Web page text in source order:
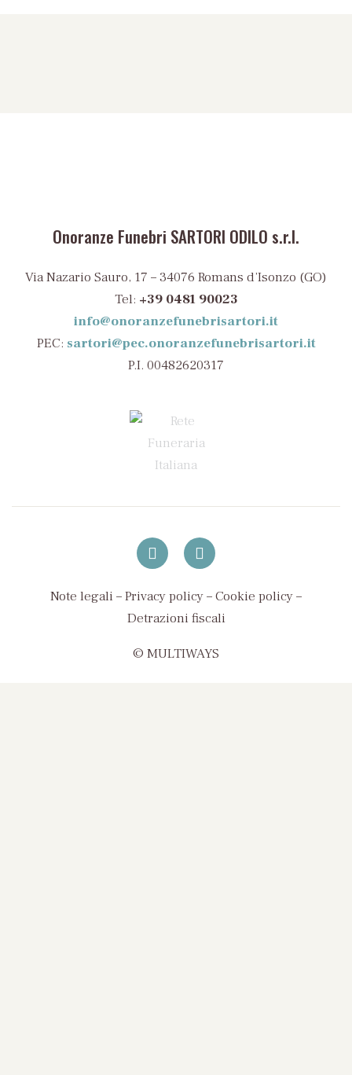
Onoranze Funebri SARTORI ODILO s.r.l.
Via Nazario Sauro, 17 – 34076 Romans d’Isonzo (GO)
Tel: +39 0481 90023
info@onoranzefunebrisartori.it
PEC: sartori@pec.onoranzefunebrisartori.it
P.I. 00482620317
Note legali–Privacy policy–Cookie policy–
Detrazioni fiscali
© MULTIWAYS